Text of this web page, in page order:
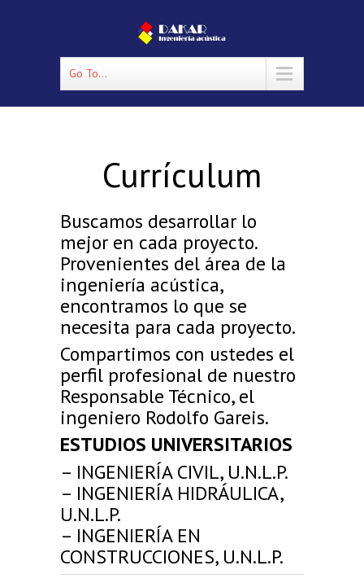
Go To...
Currículum
Buscamos desarrollar lo
mejor en cada proyecto.
Provenientes del área de la
ingenierí­a acústica,
encontramos lo que se
necesita para cada proyecto.
Compartimos con ustedes el
perfil profesional de nuestro
Responsable Técnico, el
ingeniero Rodolfo Gareis.
ESTUDIOS UNIVERSITARIOS
– INGENIERÍA CIVIL, U.N.L.P.
– INGENIERÍA HIDRÁULICA,
U.N.L.P.
– INGENIERÍA EN
CONSTRUCCIONES, U.N.L.P.